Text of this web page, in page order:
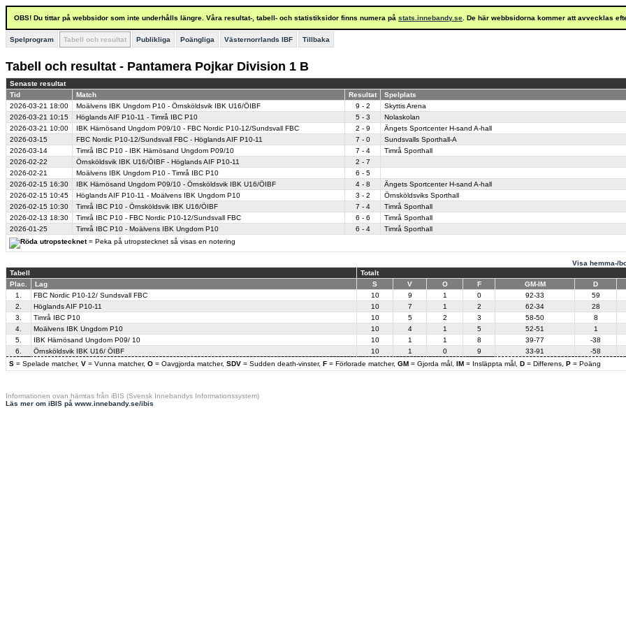
OBS! Du tittar på webbsidor som inte underhålls längre. Våra resultat-, tabell- och statistiksidor finns numera på stats.innebandy.se . De här webbsidorna kommer att avvecklas
Spelprogram Tabell och resultat Publikliga Poängliga Västernorrlands IBF Tillbaka
Tabell och resultat - Pantamera Pojkar Division 1 B
Senaste resultat
Tid
Match Resultat Spelplats
= Peka på utropstecknet så visas en notering
2026-03-21 18:00 Moälvens IBK Ungdom P10 - Örnsköldsvik IBK U16/ÖIBF 9 - 2
Skyttis Arena
2026-03-21 10:15 Höglands AIF P10-11 - Timrå IBC P10 5 - 3
Nolaskolan
2026-03-21 10:00 IBK Härnösand Ungdom P09/10 - FBC Nordic P10-12/Sundsvall FBC 2 - 9
Ängets Sportcenter H-sand A-hall
2026-03-15
FBC Nordic P10-12/Sundsvall FBC - Höglands AIF P10-11 7 - 0
Sundsvalls Sporthall-A
2026-03-14
Timrå IBC P10 - IBK Härnösand Ungdom P09/10 7 - 4
Timrå Sporthall
2026-02-22
Örnsköldsvik IBK U16/ÖIBF - Höglands AIF P10-11
2 - 7
2026-02-21
Moälvens IBK Ungdom P10 - Timrå IBC P10
6 - 5
2026-02-15 16:30 IBK Härnösand Ungdom P09/10 - Örnsköldsvik IBK U16/ÖIBF 4 - 8
Ängets Sportcenter H-sand A-hall
2026-02-15 10:45 Höglands AIF P10-11 - Moälvens IBK Ungdom P10 3 - 2
Örnsköldsviks Sporthall
2026-02-15 10:30 Timrå IBC P10 - Örnsköldsvik IBK U16/ÖIBF 7 - 4
Timrå Sporthall
2026-02-13 18:30 Timrå IBC P10 - FBC Nordic P10-12/Sundsvall FBC 6 - 6
Timrå Sporthall
2026-01-25
Timrå IBC P10 - Moälvens IBK Ungdom P10 6 - 4 Timrå Sporthall
Visa hemma-/
Tabell
Totalt
Plac.
Lag S V O F GM-IM D
S = Spelade matcher, V = Vunna matcher, O = Oavgjorda matcher, SDV = Sudden death-vinster, F = Förlorade matcher, GM = Gjorda mål, IM = Insläppta mål, D = Differens, P = Poäng
1. FBC Nordic P10-12/ Sundsvall FBC 10 9 1 0 92-33 59
2.
Höglands AIF P10-11 10 7 1 2 62-34 28
3.
Timrå IBC P10 10 5 2 3 58-50 8
4.
Moälvens IBK Ungdom P10 10 4 1 5 52-51 1
5.
IBK Härnösand Ungdom P09/ 10 10 1 1 8 39-77 -38
6.
Örnsköldsvik IBK U16/ ÖIBF 10 1 0 9 33-91 -58
Informationen ovan hämtas från iBIS (Svensk Innebandys Informationssystem)
Läs mer om iBIS på www.innebandy.se/ibis